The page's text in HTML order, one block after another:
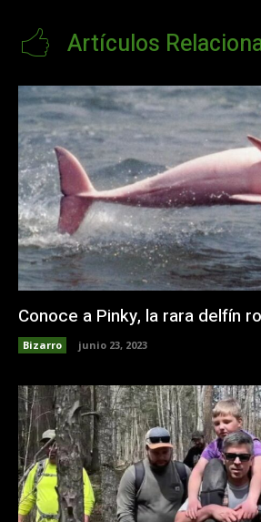
Artículos
Conoce a Pinky, la rara delfín
Bizarro junio 23, 2023